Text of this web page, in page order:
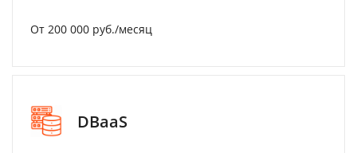
От 200 000 руб./месяц
DBaaS